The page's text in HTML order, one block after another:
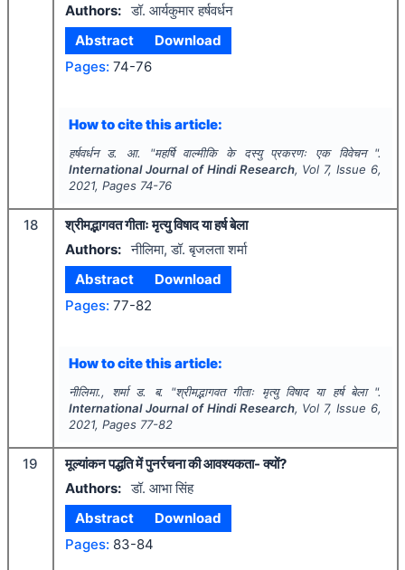
Authors: डॉ. आर्यकुमार हर्षवर्धन
Abstract
Download
Pages: 74-76
How to cite this article:
हर्षवर्धन ड. आ. "महर्षि वाल्मीकि के दस्यु प्रकरणः एक विवेचन ".
International Journal of Hindi Research, Vol 7, Issue 6,
2021, Pages 74-76
18
श्रीमद्भागवत गीताः मृत्यु विषाद या हर्ष बेला
Authors: नीलिमा, डॉ. बृजलता शर्मा
Abstract
Download
Pages: 77-82
How to cite this article:
नीलिमा., शर्मा ड. ब. "श्रीमद्भागवत गीताः मृत्यु विषाद या हर्ष बेला ".
International Journal of Hindi Research, Vol 7, Issue 6,
2021, Pages 77-82
19
मूल्यांकन पद्धति में पुनर्रचना की आवश्यकता- क्यों?
Authors: डॉ. आभा सिंह
Abstract
Download
Pages: 83-84